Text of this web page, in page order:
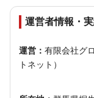
運営者情報・
運営： 有限会社グ
トネット）